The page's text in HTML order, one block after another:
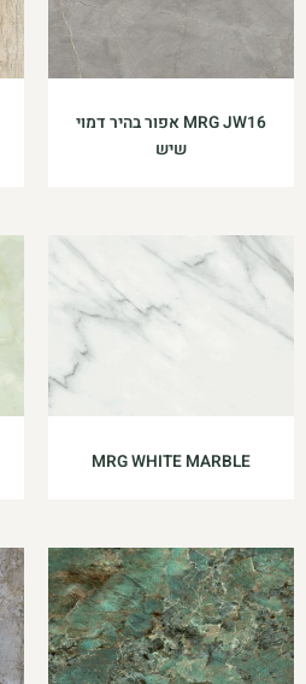
MRG JW16 אפור בהיר דמוי
שיש
MRG WHITE MARBLE